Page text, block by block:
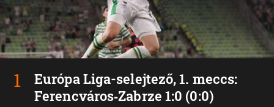
Európa Liga-selejtező, 1. meccs:
Ferencváros‑Zabrze 1:0 (0:0)